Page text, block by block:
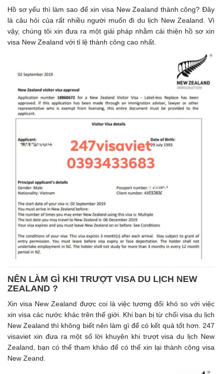
Hồ sơ yếu thì làm sao để xin visa New Zealand thành công? Đây
là câu hỏi của rất nhiều người muốn đi du lịch New Zealand. Vì
vậy, chúng tôi xin đưa ra một giải pháp nhằm cải thiện hồ sơ xin
visa New Zealand với tỉ lệ thành công cao nhất.
NÊN LÀM GÌ KHI TRƯỢT VISA DU LỊCH NEW
ZEALAND ?
Xin visa New Zealand được coi là việc tương đối khó so với việc
xin visa các nước khác trên thế giới. Khi bạn bị từ chối visa du lịch
New Zealand thì không biết nên làm gì để có kết quả tốt hơn. 247
visaviet xin đưa ra một số lời khuyên khi trượt visa du lịch New
Zealand, bạn có thể tham khảo để có thể xin lại thành công visa
New Zeand.